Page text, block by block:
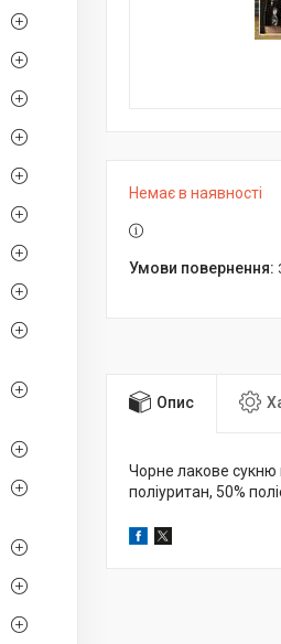
Немає в наявності
Опис
Чорне лакове
поліуритан, 50%